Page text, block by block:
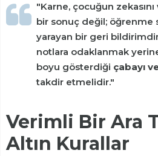
"Karne, çocuğun zekasını
bir sonuç değil; öğrenme
yarayan bir geri
notlara odaklanmak
boyu gösterdiği çabayı
takdir etmelidir."
Verimli Bir Ara
Altın Kurallar